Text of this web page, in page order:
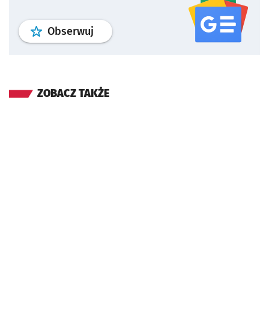
Obserwuj profil serwisu
ZOBACZ TAKŻE